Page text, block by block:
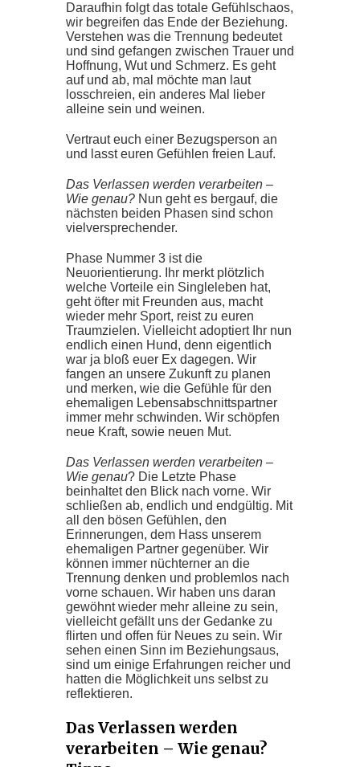
Daraufhin folgt das totale Gefühlschaos,
wir begreifen das Ende der Beziehung.
Verstehen was die Trennung bedeutet
und sind gefangen zwischen Trauer und
Hoffnung, Wut und Schmerz. Es geht
auf und ab, mal möchte man laut
losschreien, ein anderes Mal lieber
alleine sein und weinen.
Vertraut euch einer Bezugsperson an
und lasst euren Gefühlen freien Lauf.
Das Verlassen werden verarbeiten –
Wie genau?Nun geht es bergauf, die
nächsten beiden Phasen sind schon
vielversprechender.
Phase Nummer 3 ist die
Neuorientierung. Ihr merkt plötzlich
welche Vorteile ein Singleleben hat,
geht öfter mit Freunden aus, macht
wieder mehr Sport, reist zu euren
Traumzielen. Vielleicht adoptiert Ihr nun
endlich einen Hund, denn eigentlich
war ja bloß euer Ex dagegen. Wir
fangen an unsere Zukunft zu planen
und merken, wie die Gefühle für den
ehemaligen Lebensabschnittspartner
immer mehr schwinden. Wir schöpfen
neue Kraft, sowie neuen Mut.
Das Verlassen werden verarbeiten –
Wie genau? Die Letzte Phase
beinhaltet den Blick nach vorne. Wir
schließen ab, endlich und endgültig. Mit
all den bösen Gefühlen, den
Erinnerungen, dem Hass unserem
ehemaligen Partner gegenüber. Wir
können immer nüchterner an die
Trennung denken und problemlos nach
vorne schauen. Wir haben uns daran
gewöhnt wieder mehr alleine zu sein,
vielleicht gefällt uns der Gedanke zu
flirten und offen für Neues zu sein. Wir
sehen einen Sinn im Beziehungsaus,
sind um einige Erfahrungen reicher und
hatten die Möglichkeit uns selbst zu
reflektieren.
Das Verlassen werden
verarbeiten – Wie genau?